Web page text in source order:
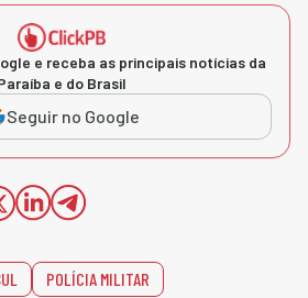
e receba as principais notícias da
e do Brasil
Seguir no Google
POLÍCIA MILITAR